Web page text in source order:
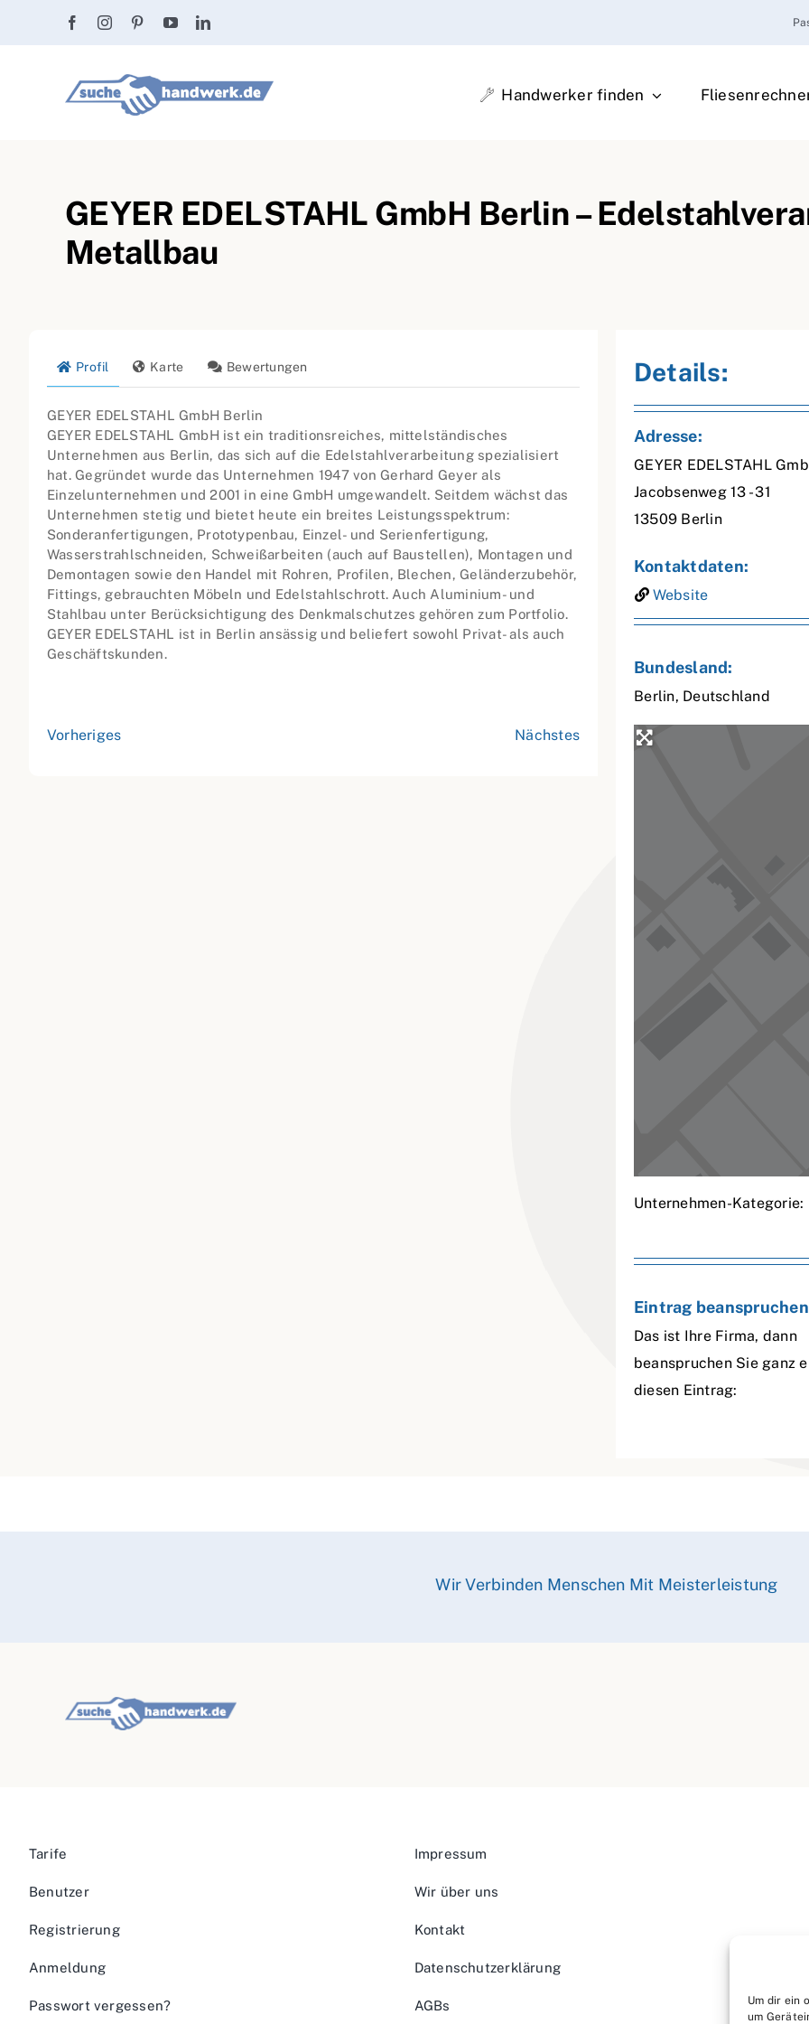
Um dir ein
um
Handwerker finden
GEYER EDELSTAHL GmbH Berlin –
Metallbau
Profil Karte Bewertungen
GEYER EDELSTAHL GmbH Berlin
GEYER EDELSTAHL GmbH ist ein traditionsreiches, mittelständisches
Unternehmen aus Berlin, das sich auf die Edelstahlverarbeitung spezialisiert
hat. Gegründet wurde das Unternehmen 1947 von Gerhard Geyer als
Einzelunternehmen und 2001 in eine GmbH umgewandelt. Seitdem wächst das
Unternehmen stetig und bietet heute ein breites Leistungsspektrum:
Sonderanfertigungen, Prototypenbau, Einzel- und Serienfertigung,
Wasserstrahlschneiden, Schweißarbeiten (auch auf Baustellen), Montagen und
Demontagen sowie den Handel mit Rohren, Profilen, Blechen, Geländerzubehör,
Fittings, gebrauchten Möbeln und Edelstahlschrott. Auch Aluminium- und
Stahlbau unter Berücksichtigung des Denkmalschutzes gehören zum Portfolio.
GEYER EDELSTAHL ist in Berlin ansässig und beliefert sowohl Privat- als auch
Geschäftskunden.
Vorheriges Nächstes
Details:
Adresse:
GEYER EDELSTAHL
Jacobsenweg 13 - 31
13509 Berlin
Kontaktdaten:
Website
Bundesland:
Berlin, Deutschland
Unternehmen-Kategorie:
Eintrag
Das ist Ihre Firma, dann
beanspruchen Sie ganz
diesen Eintrag:
Wir Verbinden Menschen Mit Meisterleistung
Tarife
Benutzer
Registrierung
Anmeldung
Passwort vergessen?
Impressum
Wir über uns
Kontakt
Datenschutzerklärung
AGBs